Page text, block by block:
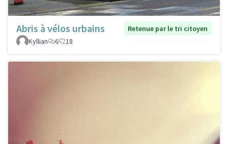
Abris à vélos urbains
Retenue par le tri citoyen
Kyllian
6 18